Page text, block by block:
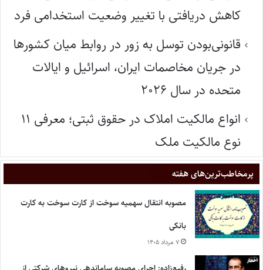
کاهش دریافتی با تغییر وضعیت استخدامی فرد
قانونی‌بودن توسل به زور در روابط میان کشورها
در جریان مخاصمات ایران، اسرائیل و ایالات
متحده در سال ۲۰۲۶
انواع مالکیت املاک در حقوق ثبتی؛ معرفی ۱۱
نوع مالکیت ملک
پر‌مخاطب‌ترین‌های هفته
مصوبه انتقال سهمیه سوخت از کارت سوخت به کارت
بانکی
۷ مرداد ۱۴۰۵